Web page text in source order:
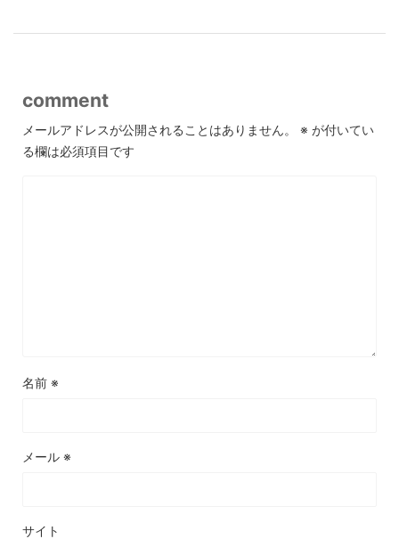
comment
メールアドレスが公開されることはありません。 ※ が付いてい
る欄は必須項目です
名前 ※
メール ※
サイト